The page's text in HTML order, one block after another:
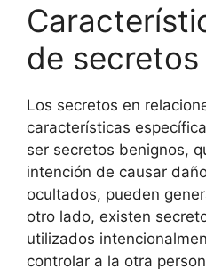
de secretos
Los secretos en
características
ser secretos benignos,
intención de causar
ocultados, pueden
otro lado, existen
utilizados
controlar a la otra